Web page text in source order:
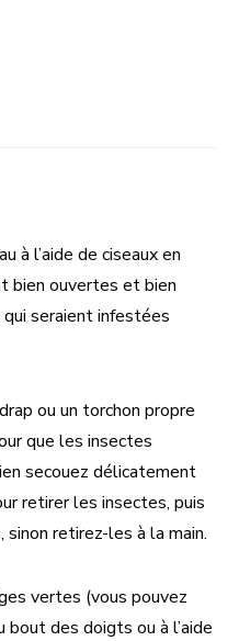
à l’aide de ciseaux en
bien ouvertes et bien
seraient infestées
ou un torchon propre
que les insectes
secouez délicatement
retirer les insectes, puis
sinon retirez-les à la main.
vertes (vous pouvez
des doigts ou à l’aide